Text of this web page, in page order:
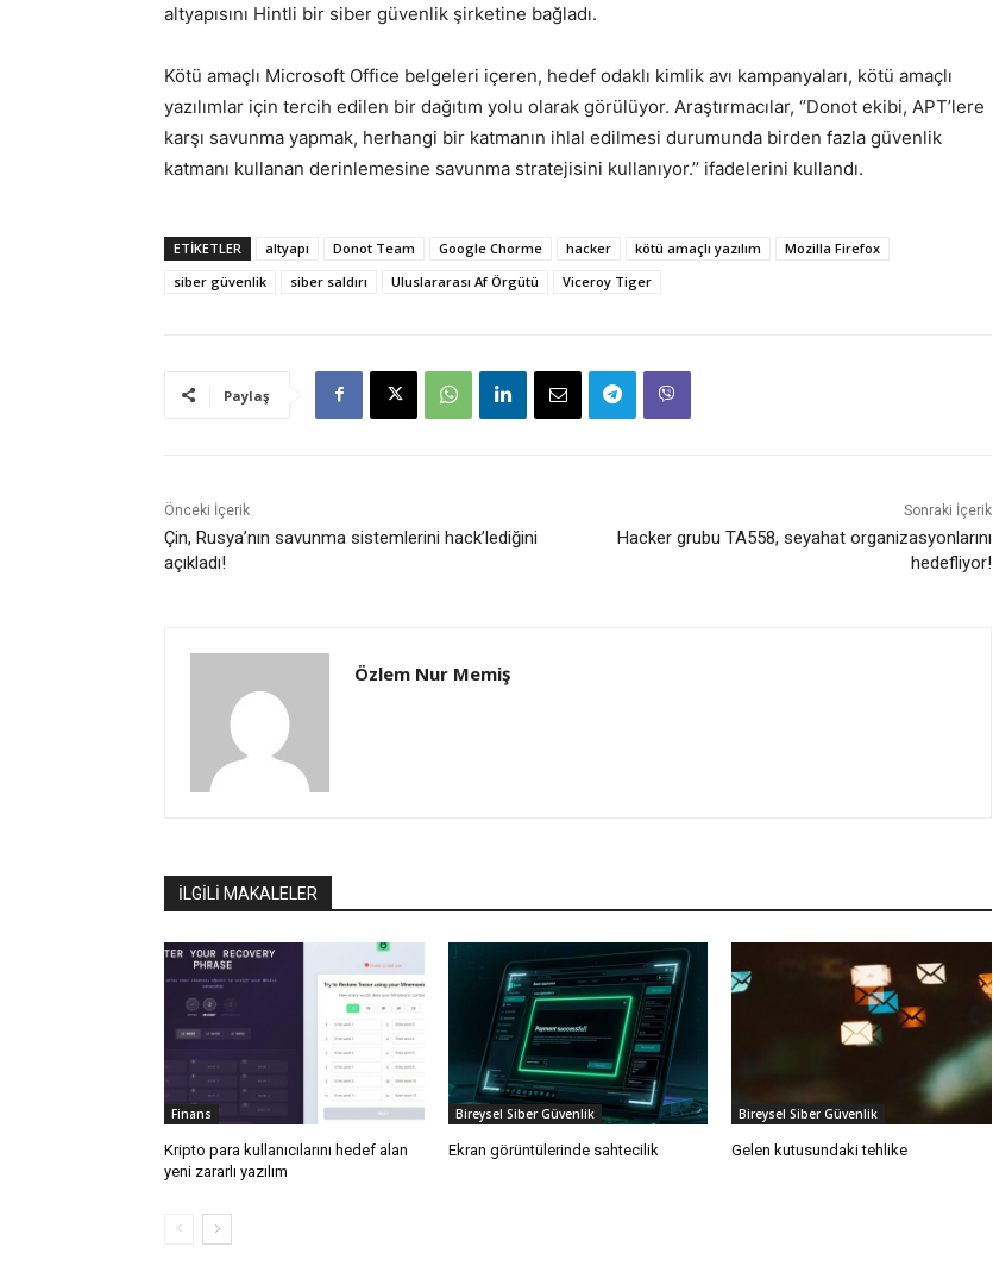
altyapısını Hintli bir siber güvenlik şirketine bağladı.
Kötü amaçlı Microsoft Office belgeleri içeren, hedef odaklı kimlik avı kampanyaları, kötü amaçlı
yazılımlar için tercih edilen bir dağıtım yolu olarak görülüyor. Araştırmacılar, ‘’Donot ekibi, APT’lere
karşı savunma yapmak, herhangi bir katmanın ihlal edilmesi durumunda birden fazla güvenlik
katmanı kullanan derinlemesine savunma stratejisini kullanıyor.’’ ifadelerini kullandı.
ETİKETLER altyapı Donot Team Google Chorme hacker kötü amaçlı yazılım
Mozilla Firefox
siber güvenlik
siber saldırı Uluslararası Af Örgütü Viceroy Tiger
Paylaş
Önceki İçerik
Çin, Rusya’nın savunma sistemlerini hack’lediğini
açıkladı!
Sonraki İçerik
Hacker grubu TA558, seyahat organizasyonlarını
hedefliyor!
Özlem Nur Memiş
İLGİLİ MAKALELER
Finans
Kripto para kullanıcılarını hedef alan
yeni zararlı yazılım
Bireysel Siber Güvenlik
Ekran görüntülerinde sahtecilik
Bireysel Siber Güvenlik
Gelen kutusundaki tehlike